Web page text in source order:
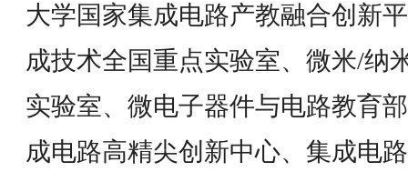
大学国家集成电路产教融合创新
成技术全国重点实验室、微米/纳
实验室、微电子器件与电路教育
成电路高精尖创新中心、集成电